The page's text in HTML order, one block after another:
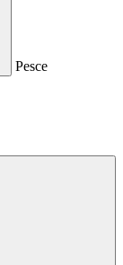
Pesce